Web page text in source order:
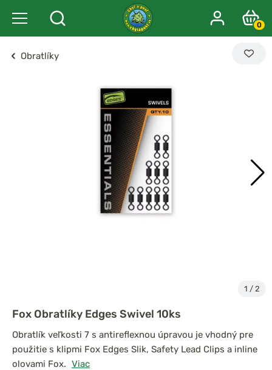
0
Obratlíky
1 / 2
Fox Obratlíky Edges Swivel 10ks
Obratlík veľkosti 7 s antireflexnou úpravou je vhodný pre
použitie s klipmi Fox Edges Slik, Safety Lead Clips a inline
olovami Fox. Viac